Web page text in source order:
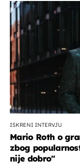
ISKRENI INTERVJU
Mario Roth o
zbog
nije dobro"